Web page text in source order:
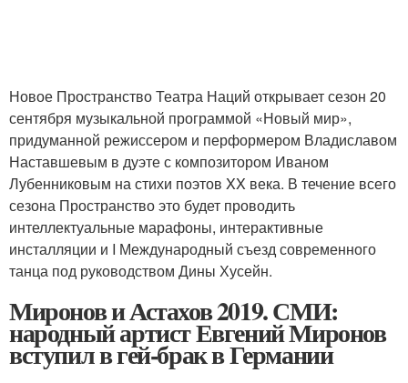
Новое Пространство Театра Наций открывает сезон 20
сентября музыкальной программой «Новый мир»,
придуманной режиссером и перформером Владиславом
Наставшевым в дуэте с композитором Иваном
Лубенниковым на стихи поэтов XX века. В течение всего
сезона Пространство это будет проводить
интеллектуальные марафоны, интерактивные
инсталляции и I Международный съезд современного
танца под руководством Дины Хусейн.
Миронов и Астахов 2019. СМИ:
народный артист Евгений Миронов
вступил в гей-брак в Германии